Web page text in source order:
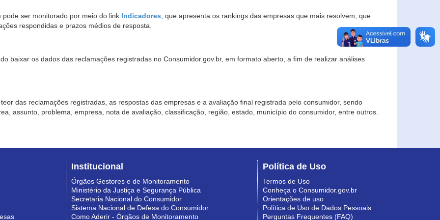
ser monitorado por meio do link Indicadores, que apresenta os rankings das empresas que mais resolvem, que
respondidas e prazos médios de resposta.
baixar os dados das reclamações registradas no Consumidor.gov.br, em formato aberto, a fim de realizar análises
das reclamações registradas, as respostas das empresas e a avaliação final registrada pelo consumidor, sendo
assunto, problema, empresa, nota de avaliação, classificação, região, estado, município do consumidor, entre outros.
Institucional
Órgãos Gestores e de Monitoramento
Ministério da Justiça e Segurança Pública
Secretaria Nacional do Consumidor
Sistema Nacional de Defesa do Consumidor
Como Aderir - Órgãos de Monitoramento
Política de Uso
Termos de Uso
Conheça o Consumidor.gov.br
Orientações de uso
Política de Uso de Dados Pessoais
Perguntas Frequentes (FAQ)